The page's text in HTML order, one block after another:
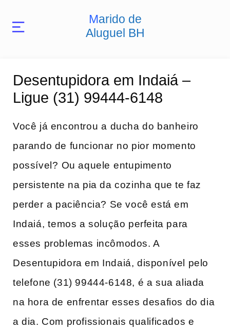
Marido de
Aluguel BH
Desentupidora em Indaiá –
Ligue (31) 99444-6148
Você já encontrou⁤ a ducha do banheiro‌
parando de funcionar⁤ no pior⁣ momento
possível? ⁢Ou aquele⁢ entupimento
persistente na pia ‌da cozinha​ que te faz
perder⁢ a paciência? Se você está em
Indaiá,⁤ temos a​ solução perfeita para
esses problemas incômodos. A
Desentupidora em Indaiá, disponível pelo
telefone (31) 99444-6148, é a sua aliada
na hora de enfrentar esses desafios do dia
a dia. Com profissionais qualificados e